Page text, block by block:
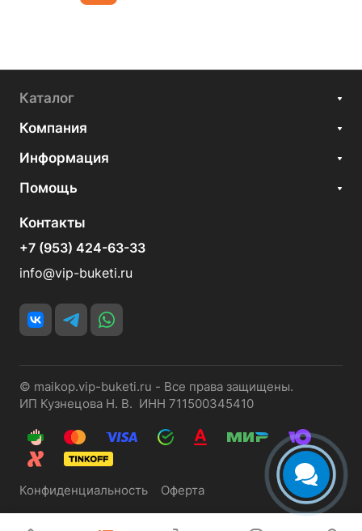
Каталог
Компания
Информация
Помощь
Контакты
+7 (953) 424-63-33
info@vip-buketi.ru
© maikop.vip-buketi.ru - Все права защищены.
ИП Кузнецова Н. В. ИНН 711500345410
Конфиденциальность Оферта